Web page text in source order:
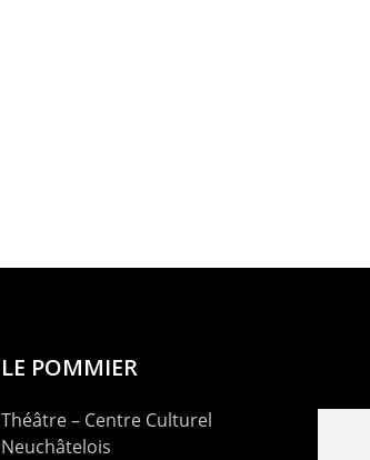
LE POMMIER
Théâtre – Centre Culturel
Neuchâtelois